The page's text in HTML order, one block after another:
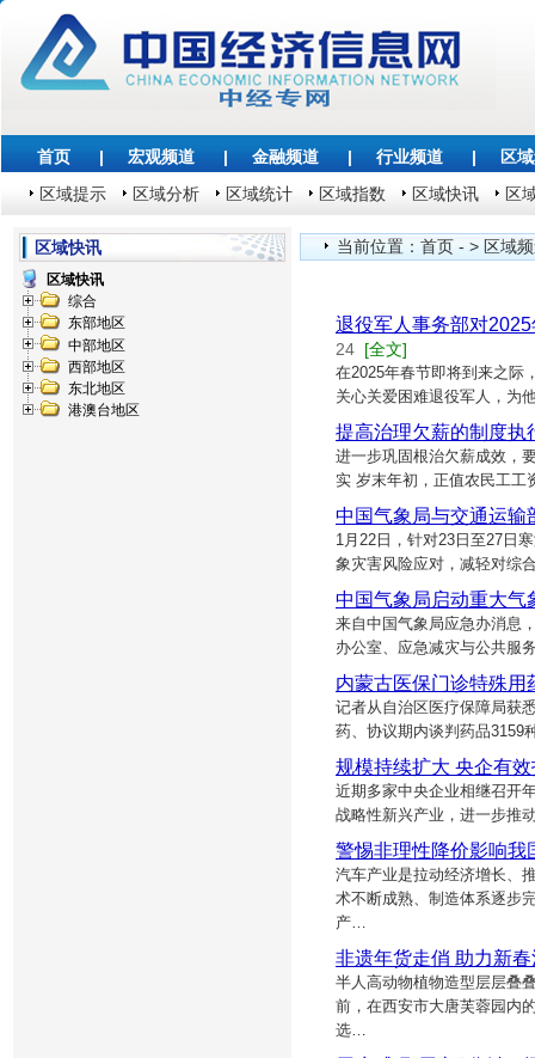
首页 | 宏观频道 | 金融频道 | 行业频道 |
区
区域提示
区域分析 区域统计 区域指数 区域快讯 区
区域快讯
区域快讯
综合
东部地区
中部地区
西部地区
东北地区
港澳台地区
当前位置： 首页 - > 区域
退役军人事务部对
24 [全文]
在2025年春节即将到来之际
关心关爱困难退役军人，为
提高治理欠薪的制度执
进一步巩固根治欠薪成效，
实 岁末年初，正值农民工
中国气象局与交通运输
1月22日，针对23日至27日
象灾害风险应对，减轻对综
中国气象局启动重大气
来自中国气象局应急办消息
办公室、应急减灾与公共服
内蒙古医保门诊特殊用
记者从自治区医疗保障局获
药、协议期内谈判药品3159
规模持续扩大 央企有效
近期多家中央企业相继召开
战略性新兴产业，进一步推
警惕非理性降价影响我
汽车产业是拉动经济增长、
术不断成熟、制造体系逐步
产…
非遗年货走俏 助力新
半人高动物植物造型层层叠
前，在西安市大唐芙蓉园内
选…